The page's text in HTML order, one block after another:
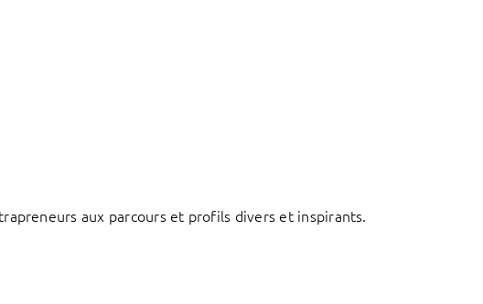
aux parcours et profils divers et inspirants.